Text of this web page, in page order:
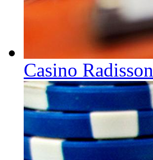
Casino Radisson